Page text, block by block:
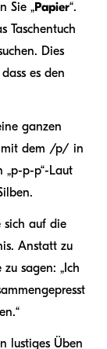
Sie „Papier“.
Taschentuch
Dies
es den
ganzen
mit dem /p/ in
„p-p-p“-Laut
sich auf die
Anstatt zu
zu sagen: „Ich
lustiges Üben